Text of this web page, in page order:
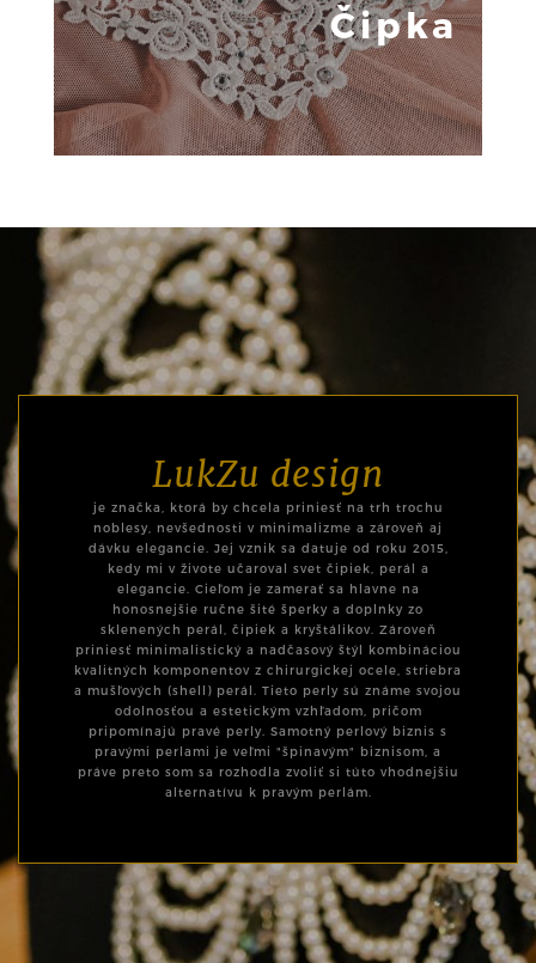
Čipka
LukZu design
je značka, ktorá by chcela priniesť na trh trochu
noblesy, nevšednosti v minimalizme a zároveň aj
dávku elegancie. Jej vznik sa datuje od roku 2015,
kedy mi v živote učaroval svet čipiek, perál a
elegancie. Cieľom je zamerať sa hlavne na
honosnejšie ručne šité šperky a doplnky zo
sklenených perál, čipiek a kryštálikov. Zároveň
priniesť minimalistický a nadčasový štýl kombináciou
kvalitných komponentov z chirurgickej ocele, striebra
a mušľových (shell) perál. Tieto perly sú známe svojou
odolnosťou a estetickým vzhľadom, pričom
pripomínajú pravé perly. Samotný perlový biznis s
pravými perlami je veľmi "špinavým" biznisom, a
práve preto som sa rozhodla zvoliť si túto vhodnejšiu
alternatívu k pravým perlám.